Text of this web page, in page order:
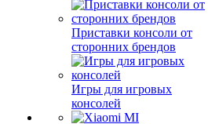
Приставки консоли от
сторонних брендов
Игры для игровых
консолей